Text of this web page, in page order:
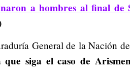
a hombres al final de
General de la Nación
siga el caso de